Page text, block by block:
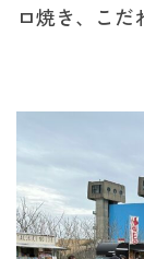
ロ焼き、こだ